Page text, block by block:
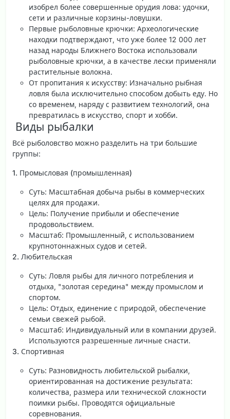
изобрел более совершенные орудия лова: удочки,
сети и различные корзины-ловушки.
Первые рыболовные крючки: Археологические
находки подтверждают, что уже более 12 000 лет
назад народы Ближнего Востока использовали
рыболовные крючки, а в качестве лески применяли
растительные волокна.
От пропитания к искусству: Изначально рыбная
ловля была исключительно способом добыть еду. Но
со временем, наряду с развитием технологий, она
превратилась в искусство, спорт и хобби.
️ Виды рыбалки
Всё рыболовство можно разделить на три большие
группы:
1. Промысловая (промышленная)
Суть: Масштабная добыча рыбы в коммерческих
целях для продажи.
Цель: Получение прибыли и обеспечение
продовольствием.
Масштаб: Промышленный, с использованием
крупнотоннажных судов и сетей.
2. Любительская
Суть: Ловля рыбы для личного потребления и
отдыха, "золотая середина" между промыслом и
спортом.
Цель: Отдых, единение с природой, обеспечение
семьи свежей рыбой.
Масштаб: Индивидуальный или в компании друзей.
Используются разрешенные личные снасти.
3. Спортивная
Суть: Разновидность любительской рыбалки,
ориентированная на достижение результата:
количества, размера или технической сложности
поимки рыбы. Проводятся официальные
соревнования.